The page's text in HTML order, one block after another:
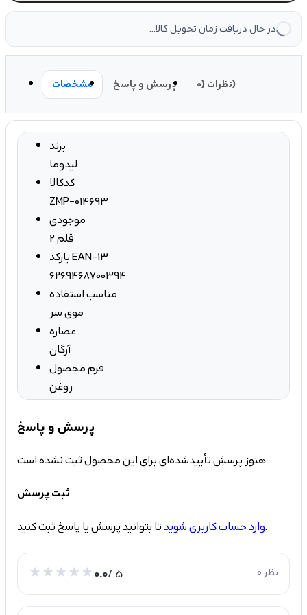
در حال دریافت زمان تحویل کالا...
مشخصات پرسش و پاسخ نظرات (0)
برند
لیدوما
کدکالا
ZMP-014693
موجودی
2 قلم
بارکد EAN-13
6269468700394
مناسب استفاده
موی سر
عصاره
آرگان
فرم محصول
روغن
پرسش و پاسخ
هنوز پرسش تأییدشده‌ای برای این محصول ثبت نشده است.
ثبت پرسش
وارد حساب کاربری شویدتا بتوانید پرسش یا پاسخ ثبت کنید.
0.0/ 5 0 نظر